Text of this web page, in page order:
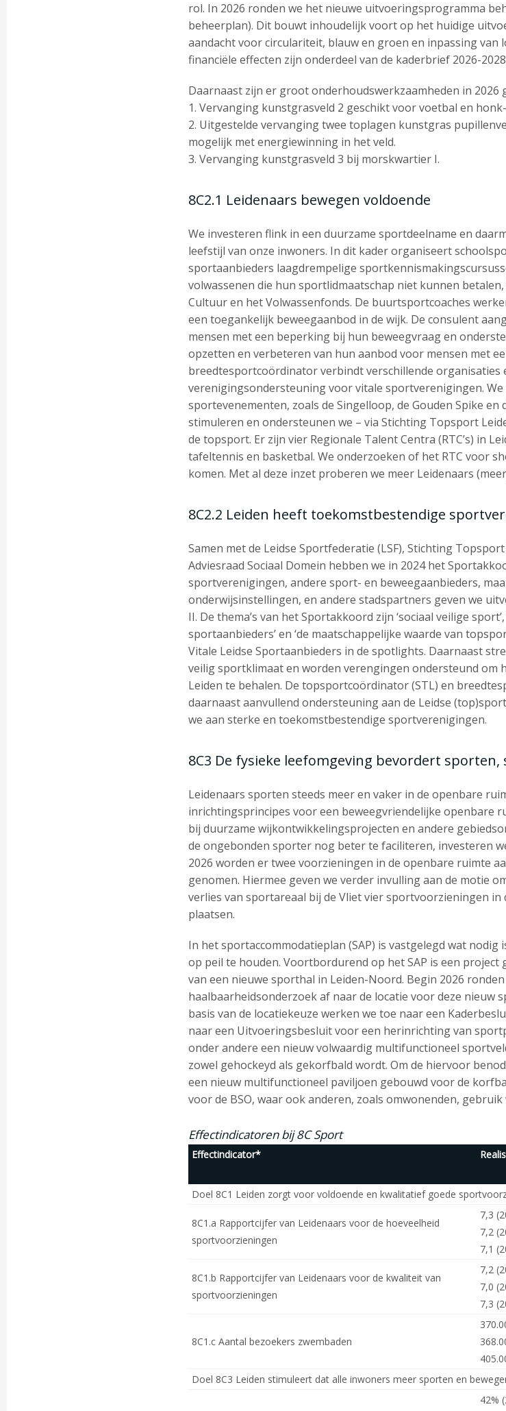
rol. In 2026 ronden we het nieuwe uitvoeringsprogramma
beheerplan). Dit bouwt inhoudelijk voort op het huidige
aandacht voor circulariteit, blauw en groen en inpassing van
financiële effecten zijn onderdeel van de kaderbrief 2026-2028
Daarnaast zijn er groot onderhoudswerkzaamheden in 2026
1. Vervanging kunstgrasveld 2 geschikt voor voetbal en
2. Uitgestelde vervanging twee toplagen kunstgras
mogelijk met energiewinning in het veld.
3. Vervanging kunstgrasveld 3 bij morskwartier I.
8C2.1 Leidenaars bewegen voldoende
We investeren flink in een duurzame sportdeelname en
leefstijl van onze inwoners. In dit kader organiseert
sportaanbieders laagdrempelige
volwassenen die hun sportlidmaatschap niet kunnen
Cultuur en het Volwassenfonds. De buurtsportcoaches
een toegankelijk beweegaanbod in de wijk. De consulent
mensen met een beperking bij hun beweegvraag en
opzetten en verbeteren van hun aanbod voor mensen met
breedtesportcoördinator verbindt verschillende organisaties
verenigingsondersteuning voor vitale sportverenigingen.
sportevenementen, zoals de Singelloop, de Gouden Spike
stimuleren en ondersteunen we – via Stichting Topsport
de topsport. Er zijn vier Regionale Talent Centra (RTC’s) in
tafeltennis en basketbal. We onderzoeken of het RTC voor
komen. Met al deze inzet proberen we meer Leidenaars
8C2.2 Leiden heeft toekomstbestendige
Samen met de Leidse Sportfederatie (LSF), Stichting
Adviesraad Sociaal Domein hebben we in 2024 het
sportverenigingen, andere sport- en beweegaanbieders,
onderwijsinstellingen, en andere stadspartners geven we
II. De thema’s van het Sportakkoord zijn ‘sociaal veilige sport’,
sportaanbieders’ en ‘de maatschappelijke waarde van
Vitale Leidse Sportaanbieders in de spotlights. Daarnaast
veilig sportklimaat en worden verengingen ondersteund om
Leiden te behalen. De topsportcoördinator (STL) en
daarnaast aanvullend ondersteuning aan de Leidse
we aan sterke en toekomstbestendige sportverenigingen.
8C3 De fysieke leefomgeving bevordert sporten,
Leidenaars sporten steeds meer en vaker in de openbare
inrichtingsprincipes voor een beweegvriendelijke openbare
bij duurzame wijkontwikkelingsprojecten en andere
de ongebonden sporter nog beter te faciliteren, investeren
2026 worden er twee voorzieningen in de openbare ruimte
genomen. Hiermee geven we verder invulling aan de motie
verlies van sportareaal bij de Vliet vier sportvoorzieningen
plaatsen.
In het sportaccommodatieplan (SAP) is vastgelegd wat
op peil te houden. Voortbordurend op het SAP is een
van een nieuwe sporthal in Leiden-Noord. Begin 2026
haalbaarheidsonderzoek af naar de locatie voor deze nieuw
basis van de locatiekeuze werken we toe naar een
naar een Uitvoeringsbesluit voor een herinrichting van
onder andere een nieuw volwaardig multifunctioneel
zowel gehockeyd als gekorfbald wordt. Om de hiervoor
een nieuw multifunctioneel paviljoen gebouwd voor de
voor de BSO, waar ook anderen, zoals omwonenden,
Effectindicatoren bij 8C Sport
Effectindicator*
Doel 8C1 Leiden zorgt voor voldoende en kwalitatief goede
8C1.a Rapportcijfer van Leidenaars voor de hoeveelheid
sportvoorzieningen
7,3
7,2
7,1
8C1.b Rapportcijfer van Leidenaars voor de kwaliteit van
sportvoorzieningen
7,2
7,0
7,3
8C1.c Aantal bezoekers zwembaden
Doel 8C3 Leiden stimuleert dat alle inwoners meer sporten en
42%